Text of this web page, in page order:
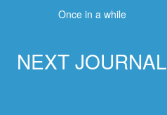
Once in a while
NEXT JOURNAL